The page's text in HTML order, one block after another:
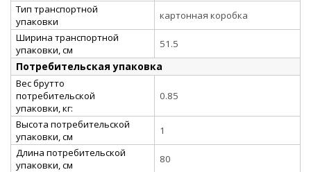
Тип транспортной
упаковки
картонная коробка
Ширина транспортной
упаковки, см
51.5
Потребительская упаковка
Вес брутто
потребительской
упаковки, кг:
0.85
Высота потребительской
упаковки, см
1
Длина потребительской
упаковки, см
80